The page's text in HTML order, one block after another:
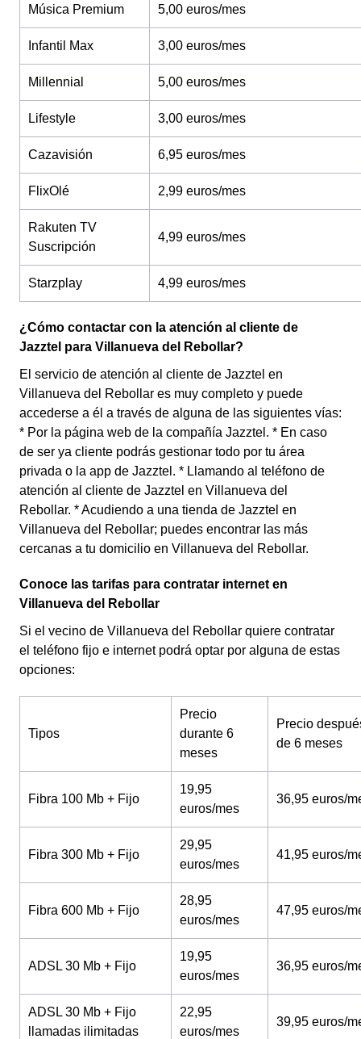
Música Premium 5,00 euros/mes
Infantil Max 3,00 euros/mes
Millennial 5,00 euros/mes
Lifestyle 3,00 euros/mes
Cazavisión 6,95 euros/mes
FlixOlé 2,99 euros/mes
Rakuten TV
Suscripción
4,99 euros/mes
Starzplay 4,99 euros/mes
¿Cómo contactar con la atención al cliente de
Jazztel para Villanueva del Rebollar?
El servicio de atención al cliente de Jazztel en
Villanueva del Rebollar es muy completo y puede
accederse a él a través de alguna de las siguientes vías:
* Por la página web de la compañía Jazztel. * En caso
de ser ya cliente podrás gestionar todo por tu área
privada o la app de Jazztel. * Llamando al teléfono de
atención al cliente de Jazztel en Villanueva del
Rebollar. * Acudiendo a una tienda de Jazztel en
Villanueva del Rebollar; puedes encontrar las más
cercanas a tu domicilio en Villanueva del Rebollar.
Conoce las tarifas para contratar internet en
Villanueva del Rebollar
Si el vecino de Villanueva del Rebollar quiere contratar
el teléfono fijo e internet podrá optar por alguna de estas
opciones:
Tipos
Precio
durante 6
meses
Precio
de 6 meses
Fibra 100 Mb + Fijo
19,95
euros/mes
36,95 euros/
Fibra 300 Mb + Fijo
29,95
euros/mes
41,95 euros/
Fibra 600 Mb + Fijo
28,95
euros/mes
47,95 euros/
ADSL 30 Mb + Fijo
19,95
euros/mes
36,95 euros/
ADSL 30 Mb + Fijo
llamadas ilimitadas
22,95
euros/mes
39,95 euros/